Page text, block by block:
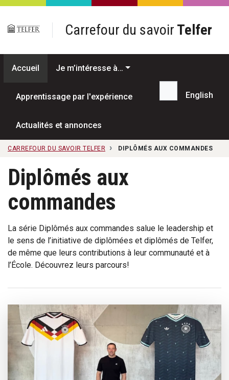
Passer au contenu principal
Carrefour du savoir Telfer
Accueil Je m’intéresse à…
Apprentissage par l'expérience
Actualités et annonces
Recherche...
English
CARREFOUR DU SAVOIR TELFER DIPLÔMÉS AUX COMMANDES
Diplômés aux
commandes
La série Diplômés aux commandes salue le leadership et
le sens de l’initiative de diplômées et diplômés de Telfer,
de même que leurs contributions à leur communauté et à
l’École. Découvrez leurs parcours!